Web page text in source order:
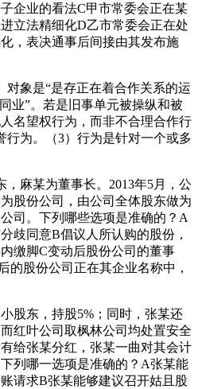
企业的看法C甲市常委会正在某
立法精细化D乙市常委会正在处
，表决通事后间接由其发布施
象是“是存正在着合作关系的运
业”。若是旧事单元被操纵和被
名望权行为，而非不合理合作行
行为。（3）行为是针对一个或多
麻某为董事长。2013年5月，公
股份公司，由公司全体股东做为
司。下列哪些选项是准确的？A
歧同意B倡议人所认购的股份，
缴脚C变动后股份公司的董事
的股份公司正在其企业名称中，
东，持股5%；同时，张某还
红叶公司取枫林公司均处置安全
给张某分红，张某一曲对其会计
列哪一选项是准确的？A张某能
请求B张某能够建议召开姑且股